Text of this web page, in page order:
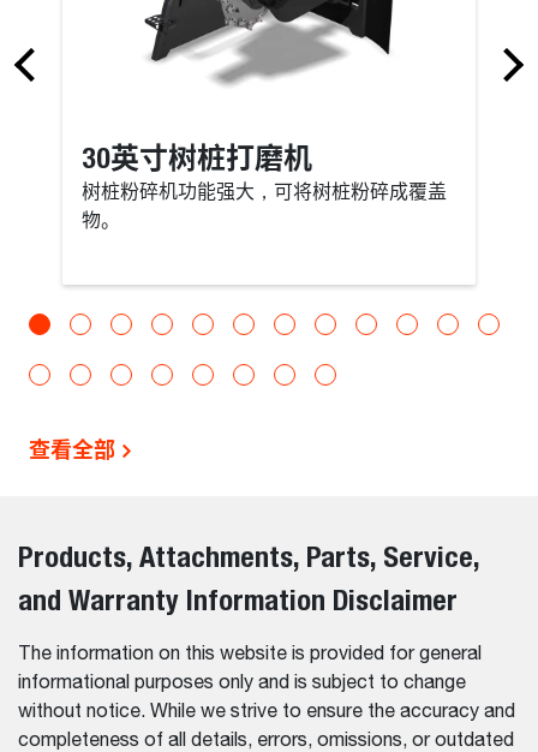
30英寸树桩打磨机
树桩粉碎机功能强大，可将树桩粉碎成覆盖
物。
查看全部
Products, Attachments, Parts, Service,
and Warranty Information Disclaimer
The information on this website is provided for general
informational purposes only and is subject to change
without notice. While we strive to ensure the accuracy and
completeness of all details, errors, omissions, or outdated